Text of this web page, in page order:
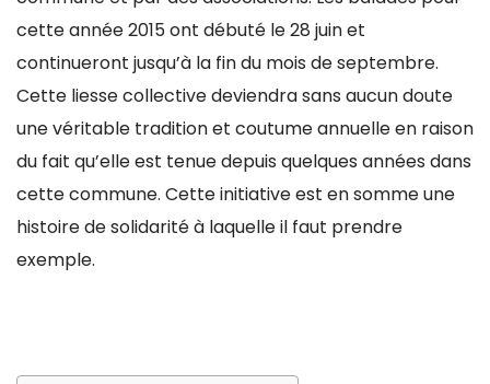
cette année 2015 ont débuté le 28 juin et
continueront jusqu’à la fin du mois de septembre.
Cette liesse collective deviendra sans aucun doute
une véritable tradition et coutume annuelle en raison
du fait qu’elle est tenue depuis quelques années dans
cette commune. Cette initiative est en somme une
histoire de solidarité à laquelle il faut prendre
exemple.